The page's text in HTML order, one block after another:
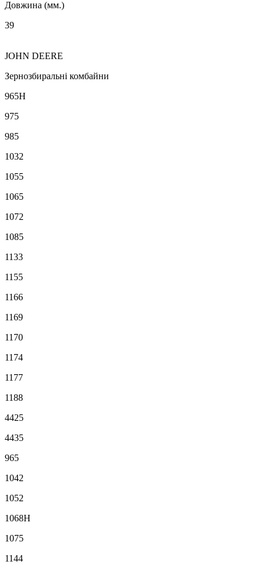
Довжина (мм.)
39
JOHN DEERE
Зернозбиральні комбайни
965H
975
985
1032
1055
1065
1072
1085
1133
1155
1166
1169
1170
1174
1177
1188
4425
4435
965
1042
1052
1068H
1075
1144